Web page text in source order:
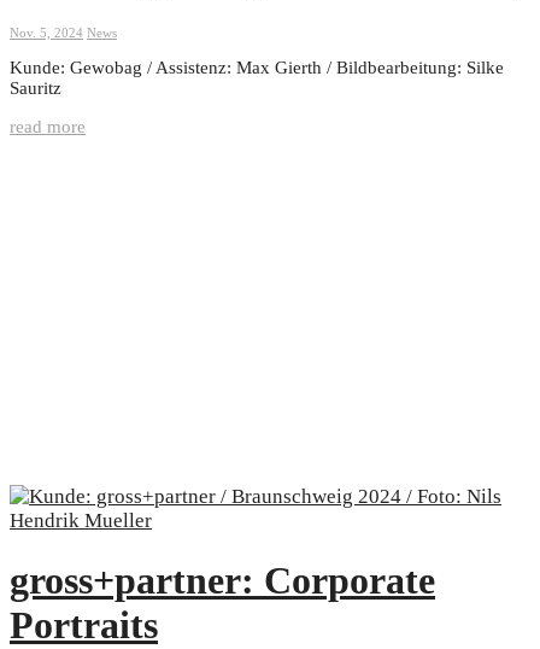
Nov. 5, 2024 News
Kunde: Gewobag / Assistenz: Max Gierth / Bildbearbeitung: Silke
Sauritz
read more
gross+partner: Corporate
Portraits